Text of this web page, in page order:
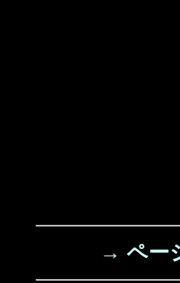
→ ペー